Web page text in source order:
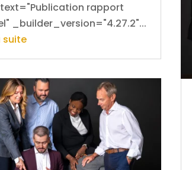
rapport
_builder_version="4.27.2"...
suite